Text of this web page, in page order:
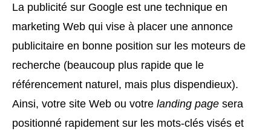
La publicité sur Google est une technique en
marketing Web qui vise à placer une annonce
publicitaire en bonne position sur les moteurs de
recherche (beaucoup plus rapide que le
référencement naturel, mais plus dispendieux).
Ainsi, votre site Web ou votre landing page sera
positionné rapidement sur les mots-clés visés et